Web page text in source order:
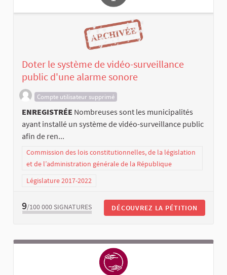
Doter le système de vidéo-surveillance
public d'une alarme sonore
Compte utilisateur supprimé
ENREGISTRÉE Nombreuses sont les municipalités
ayant installé un système de vidéo-surveillance public
afin de ren...
Commission des lois constitutionnelles, de la législation
et de l’administration générale de la République
Législature 2017-2022
9/100 000 SIGNATURES DÉCOUVREZ LA PÉTITION